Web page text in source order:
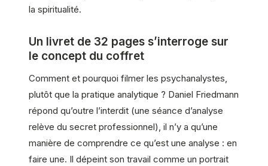
la spiritualité.
Un livret de 32 pages s’interroge sur
le concept du coffret
Comment et pourquoi filmer les psychanalystes,
plutôt que la pratique analytique ? Daniel Friedmann
répond qu’outre l’interdit (une séance d’analyse
relève du secret professionnel), il n’y a qu’une
manière de comprendre ce qu’est une analyse : en
faire une. Il dépeint son travail comme un portrait